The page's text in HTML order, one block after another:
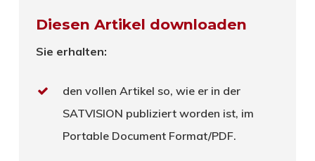
Diesen Artikel downloaden
Sie erhalten:
den vollen Artikel so, wie er in der
SATVISION publiziert worden ist, im
Portable Document Format/PDF.